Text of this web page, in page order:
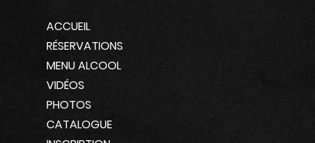
ACCUEIL
RÉSERVATIONS
MENU ALCOOL
VIDÉOS
PHOTOS
CATALOGUE